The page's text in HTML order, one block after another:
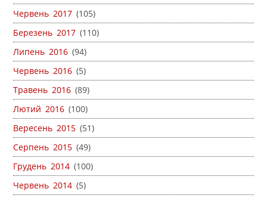
Червень 2017 (105)
Березень 2017 (110)
Липень 2016 (94)
Червень 2016 (5)
Травень 2016 (89)
Лютий 2016 (100)
Вересень 2015 (51)
Серпень 2015 (49)
Грудень 2014 (100)
Червень 2014 (5)